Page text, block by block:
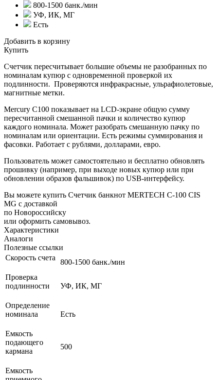
800-1500 банк./мин
УФ, ИК, МГ
Есть
Добавить в корзину
Купить
Счетчик пересчитывает большие объемы не разобранных по
номиналам купюр с одновременной проверкой их
подлинности. Проверяются инфракрасные, ульрафиолетовые,
магнитные метки.
Mercury С100 показывает на LCD-экране общую сумму
пересчитанной смешанной пачки и количество купюр
каждого номинала. Может разобрать смешанную пачку по
номиналам или ориентации. Есть режимы суммирования и
фасовки. Работает с рублями, долларами, евро.
Пользователь может самостоятельно и бесплатно обновлять
прошивку (например, при выходе новых купюр или при
обновлении образов фальшивок) по USB-интерфейсу.
Вы можете купить Счетчик банкнот MERTECH C-100 CIS
MG с доставкой
по Новороссийску
или оформить самовывоз.
Характеристики
Аналоги
Полезные ссылки
Скорость счета
800-1500 банк./мин
Проверка
подлинности
УФ, ИК, МГ
Определение
номинала
Есть
Емкость
подающего
кармана
500
Емкость